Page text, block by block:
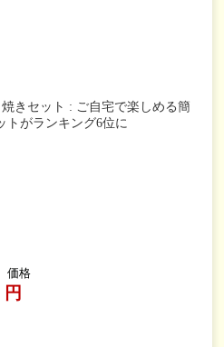
きセット : ご自宅で楽しめる簡
トがランキング6位に